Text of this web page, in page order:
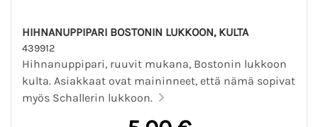
HIHNANUPPIPARI BOSTONIN LUKKOON, KULTA
439912
Hihnanuppipari, ruuvit mukana, Bostonin lukkoon
kulta. Asiakkaat ovat maininneet, että nämä sopivat
myös Schallerin lukkoon.